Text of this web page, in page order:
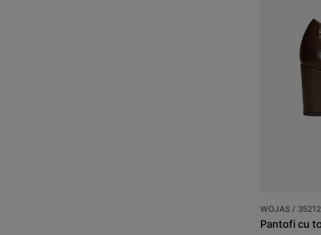
WOJAS /
Pantofi cu